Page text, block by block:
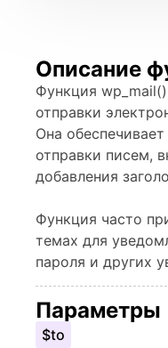
Описание
Функция
отправки
Она
отправки писем,
добавления
Функция часто
темах для
пароля и других
Параметры
$to